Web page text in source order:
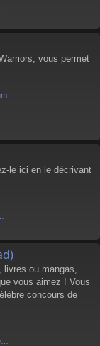
vous permet
le ici en le décrivant
ou mangas,
vous aimez ! Vous
concours de